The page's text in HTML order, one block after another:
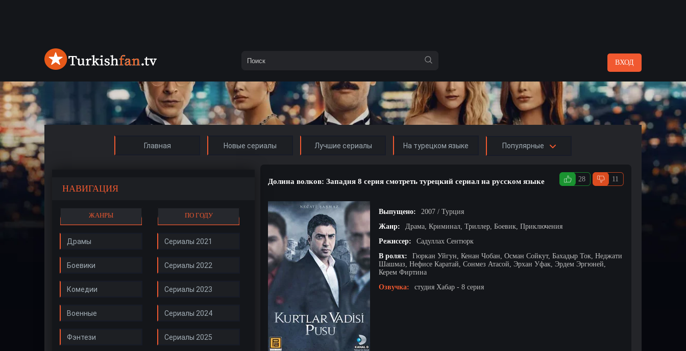
ВХОД
Главная Новые сериалы Лучшие сериалы На турецком языке Популярные
НАВИГАЦИЯ
ЖАНРЫ
Драмы
Боевики
Комедии
Военные
Фэнтези
ПО ГОДУ
Сериалы 2021
Сериалы 2022
Сериалы 2023
Сериалы 2024
Сериалы 2025
Долина волков: Западня 8 серия смотреть турецкий сериал на русском языке 28 11
Выпущено:
2007 / Турция
Жанр:
Драма, Криминал, Триллер, Боевик, Приключения
Режиссер:
Садуллах Сентюрк
В ролях:
Гюркан Уйгун, Кенан Чобан, Осман Сойкут, Бахадыр Ток, Неджати
Шашмаз, Нефисе Каратай, Сонмез Атасой, Эрхан Уфак, Эрдем Эргюней,
Керем Фиртина
Озвучка:
студия Хабар - 8 серия